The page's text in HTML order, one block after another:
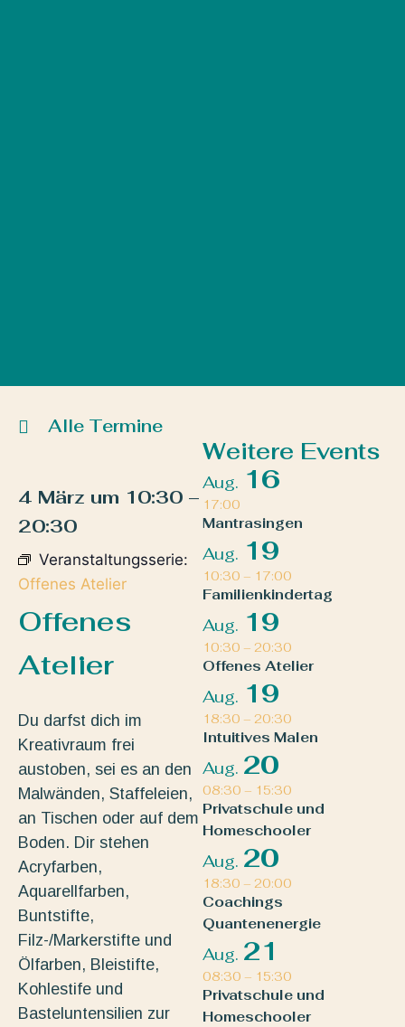
Alle Termine
4 März um 10:30 –
20:30
Veranstaltungsserie:
Offenes Atelier
Offenes
Atelier
Du darfst dich im
Kreativraum frei
austoben, sei es an den
Malwänden, Staffeleien,
an Tischen oder auf dem
Boden. Dir stehen
Acryfarben,
Aquarellfarben,
Buntstifte,
Filz-/Markerstifte und
Ölfarben, Bleistifte,
Kohlestife und
Basteluntensilien zur
Weitere Events
Aug. 16
17:00
Mantrasingen
Aug. 19
10:30 – 17:00
Familienkindertag
Aug. 19
10:30 – 20:30
Offenes Atelier
Aug. 19
18:30 – 20:30
Intuitives Malen
Aug. 20
08:30 – 15:30
Privatschule und
Homeschooler
Aug. 20
18:30 – 20:00
Coachings
Quantenenergie
Aug. 21
08:30 – 15:30
Privatschule und
Homeschooler